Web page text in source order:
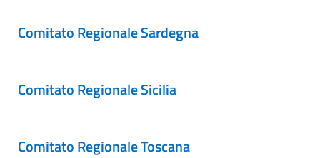
Comitato Regionale Sardegna
Comitato Regionale Sicilia
Comitato Regionale Toscana